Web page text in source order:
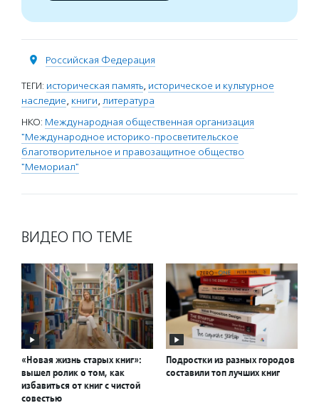
Российская Федерация
ТЕГИ: историческая память, историческое и культурное
наследие, книги, литература
НКО: Международная общественная организация
"Международное историко-просветительское
благотворительное и правозащитное общество
"Мемориал"
ВИДЕО ПО ТЕМЕ
«Новая жизнь старых книг»:
вышел ролик о том, как
избавиться от книг с чистой
совестью
Подростки из разных городов
составили топ лучших книг